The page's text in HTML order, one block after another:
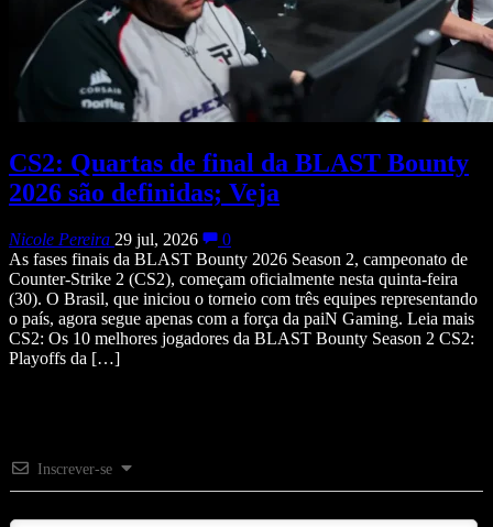
CS2: Quartas de final da BLAST Bounty
2026 são definidas; Veja
Nicole Pereira 29 jul, 2026
0
As fases finais da BLAST Bounty 2026 Season 2, campeonato de
Counter-Strike 2 (CS2), começam oficialmente nesta quinta-feira
(30). O Brasil, que iniciou o torneio com três equipes representando
o país, agora segue apenas com a força da paiN Gaming. Leia mais
CS2: Os 10 melhores jogadores da BLAST Bounty Season 2 CS2:
Playoffs da […]
Inscrever-se